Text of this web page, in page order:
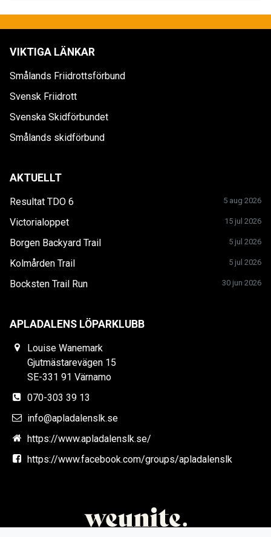
VIKTIGA LÄNKAR
Smålands Friidrottsförbund
Svensk Friidrott
Svenska Skidförbundet
Smålands skidförbund
AKTUELLT
Resultat TDO 6 5 aug 2026
Victorialoppet 15 jul 2026
Borgen Backyard Trail 5 jul 2026
Kolmården Trail 5 jul 2026
Bocksten Trail Run 30 jun 2026
APLADALENS LÖPARKLUBB
Louise Wanemark
Gjutmästarevägen 15
SE-331 91 Värnamo
070-303 39 13
info@apladalenslk.se
https://www.apladalenslk.se/
https://www.facebook.com/groups/apladalenslk